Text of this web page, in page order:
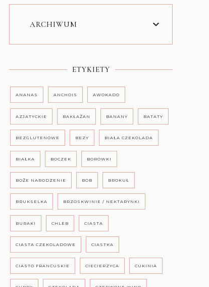
ARCHIWUM
ETYKIETY
ANANAS ANCHOIS AWOKADO
AZJATYCKIE BAKŁAŻAN BANANY BATATY
BEZGLUTENOWE BEZY BIAŁA CZEKOLADA
BIAŁKA BOCZEK BORÓWKI
BOŻE NARODZENIE BÓB BROKUŁ
BRUKSELKA BRZOSKWINIE / NEKTARYNKI
BURAKI CHLEB CIASTA
CIASTA CZEKOLADOWE CIASTKA
CIASTO FRANCUSKIE CIECIERZYCA CUKINIA